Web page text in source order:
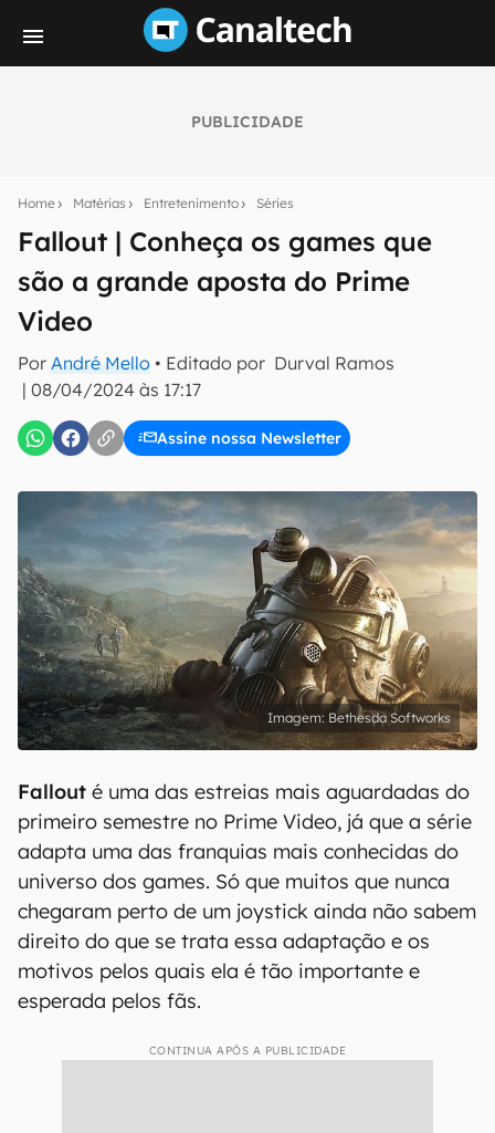
PUBLICIDADE
Home Matérias Entretenimento Séries
Fallout | Conheça os games que
são a grande aposta do Prime
Video
Por André Mello • Editado por Durval Ramos
| 08/04/2024 às 17:17
Assine nossa Newsletter
notícias e reviews sobre tecnologia em primeira
mão.
E-mail
inscreva-se
Confirmo que li, aceito e concordo com os Termos de
Uso e Política de Privacidade do Canaltech.
Bethesda Softworks
Fallout é uma das estreias mais aguardadas do
primeiro semestre no Prime Video, já que a série
adapta uma das franquias mais conhecidas do
universo dos games. Só que muitos que nunca
chegaram perto de um joystick ainda não sabem
direito do que se trata essa adaptação e os
motivos pelos quais ela é tão importante e
esperada pelos fãs.
CONTINUA APÓS A PUBLICIDADE